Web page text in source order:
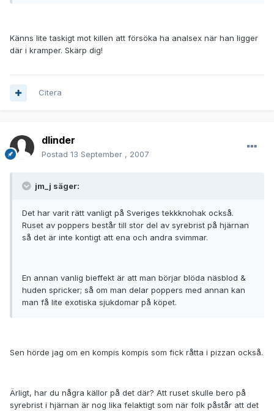
Känns lite taskigt mot killen att försöka ha analsex när han ligger
där i kramper. Skärp dig!
Citera
dlinder
Postad 13 September , 2007
jm_j säger:
Det har varit rätt vanligt på Sveriges tekkknohak också.
Ruset av poppers består till stor del av syrebrist på hjärnan
så det är inte kontigt att ena och andra svimmar.
En annan vanlig bieffekt är att man börjar blöda näsblod &
huden spricker; så om man delar poppers med annan kan
man få lite exotiska sjukdomar på köpet.
Sen hörde jag om en kompis kompis som fick råtta i pizzan också.
Ärligt, har du några källor på det där? Att ruset skulle bero på
syrebrist i hjärnan är nog lika felaktigt som när folk påstår att det